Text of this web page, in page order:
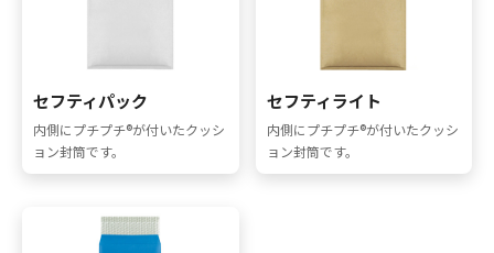
セフティパック
内側にプチプチ®が付いたクッシ
ョン封筒です。
セフティライト
内側にプチプチ®が付いたクッシ
ョン封筒です。